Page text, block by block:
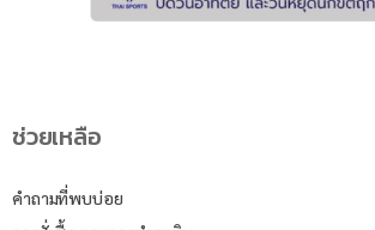
ช่วยเหลือ
คำถามที่พบบ่อย